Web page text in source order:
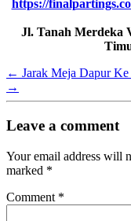
https://
Jl. Tanah Merdeka
← Jarak Meja Dapur
→
Leave a comment
Your email address will
marked *
Comment *